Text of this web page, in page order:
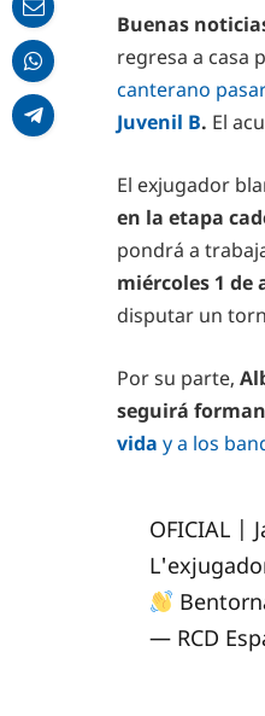
Buenas
regresa a casa
canterano
Juvenil B. El
El exjugador
en la etapa
pondrá a
miércoles 1
disputar un
Por su parte,
seguirá
vida y a los
OFICIAL |
— RCD